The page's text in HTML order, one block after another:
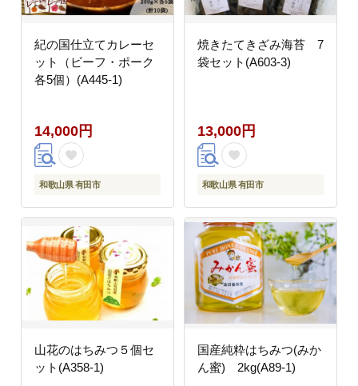
紀の国仕立てカレーセ
ット（ビーフ・ポーク
各5個）(A445-1)
14,000円
和歌山県 有田市
焼きたてきざみ海苔 7
袋セット(A603-3)
13,000円
和歌山県 有田市
山花のはちみつ５個セ
ット(A358-1)
国産純粋はちみつ(みか
ん蜜) 2kg(A89-1)